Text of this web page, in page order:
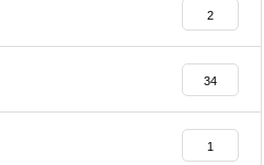
2
34
1